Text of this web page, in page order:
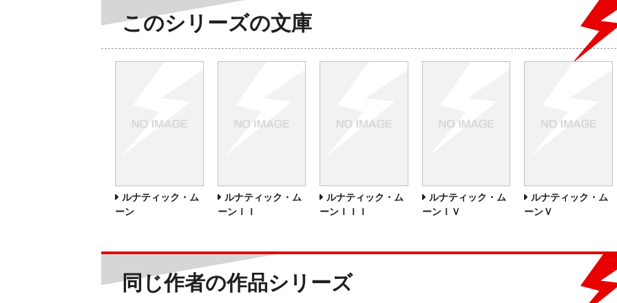
このシリーズの文庫
ルナティック・ム
ーン
ルナティック・ム
ーンＩＩ
ルナティック・ム
ーンＩＩＩ
ルナティック・ム
ーンＩＶ
ルナティック・ム
ーンＶ
同じ作者の作品シリーズ